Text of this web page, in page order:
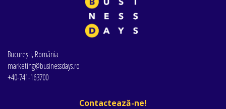
București, România
marketing@businessdays.ro
+40-741-163700
Contactează-ne!